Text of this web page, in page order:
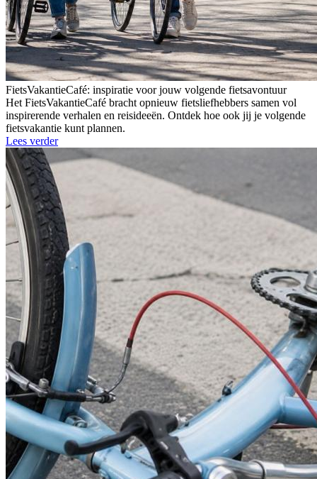
FietsVakantieCafé: inspiratie voor jouw volgende fietsavontuur
Het FietsVakantieCafé bracht opnieuw fietsliefhebbers samen vol
inspirerende verhalen en reisideeën. Ontdek hoe ook jij je volgende
fietsvakantie kunt plannen.
Lees verder